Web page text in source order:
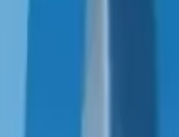
Longitud 50 m Grosor 1.26